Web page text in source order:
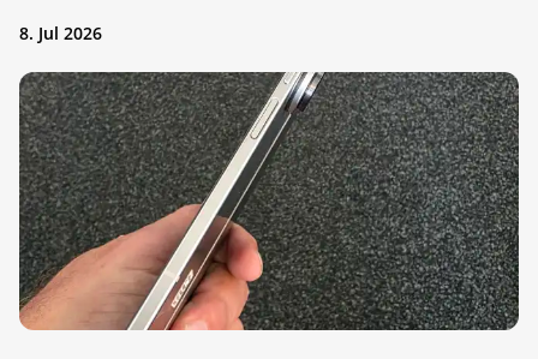
8. Jul 2026